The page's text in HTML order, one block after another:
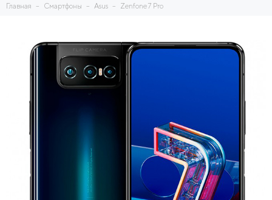
Главная Смартфоны Asus Zenfone 7 Pro